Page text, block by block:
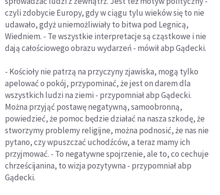
czyli zdobycie Europy, gdy w ciągu tylu wieków się to nie
udawało, gdyż uniemożliwiały to bitwa pod Legnicą,
Wiedniem. - Te wszystkie interpretacje są cząstkowe i nie
dają całościowego obrazu wydarzeń - mówił abp Gądecki.
- Kościoły nie patrzą na przyczyny zjawiska, mogą tylko
apelować o pokój, przypominać, że jest on darem dla
wszystkich ludzi na ziemi - przypomniał abp Gądecki.
Można przyjąć postawę negatywną, samoobronną,
powiedzieć, że pomoc będzie działać na nasza szkodę, że
stworzymy problemy religijne, można podnosić, że nas nie
pytano, czy wpuszczać uchodźców, a teraz mamy ich
przyjmować. - To negatywne spojrzenie, ale to, co cechuje
chrześcijanina, to wizja pozytywna - przypomniał abp
Gądecki.